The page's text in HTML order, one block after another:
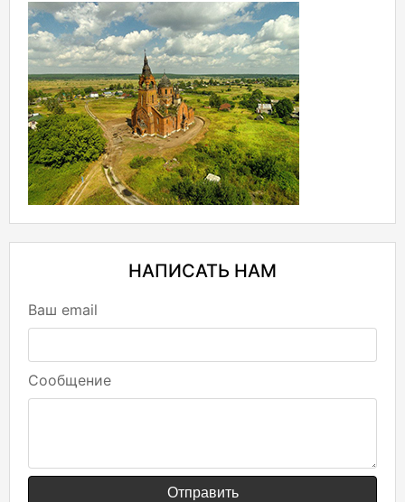
НАПИСАТЬ НАМ
Ваш email
Сообщение
Отправить